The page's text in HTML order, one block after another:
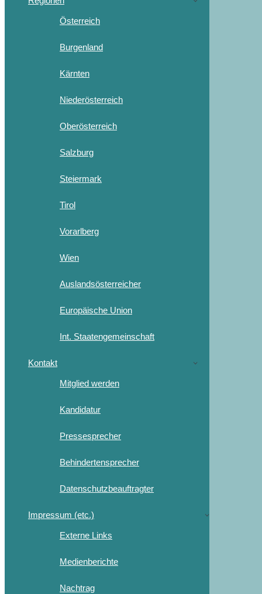
Österreich
Burgenland
Kärnten
Niederösterreich
Oberösterreich
Salzburg
Steiermark
Tirol
Vorarlberg
Wien
Auslandsösterreicher
Europäische Union
Int. Staatengemeinschaft
Kontakt
Mitglied werden
Kandidatur
Pressesprecher
Behindertensprecher
Datenschutzbeauftragter
Impressum (etc.)
Externe Links
Medienberichte
Nachtrag